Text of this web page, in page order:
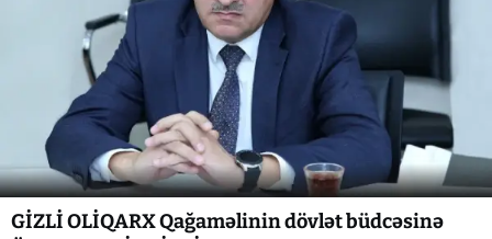
GİZLİ OLİQARX Qağaməlinin dövlət büdcəsinə